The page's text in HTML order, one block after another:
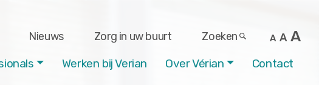
Nieuws Zorg in uw buurt Zoeken A A A
Werken bij Verian Over Vérian Contact